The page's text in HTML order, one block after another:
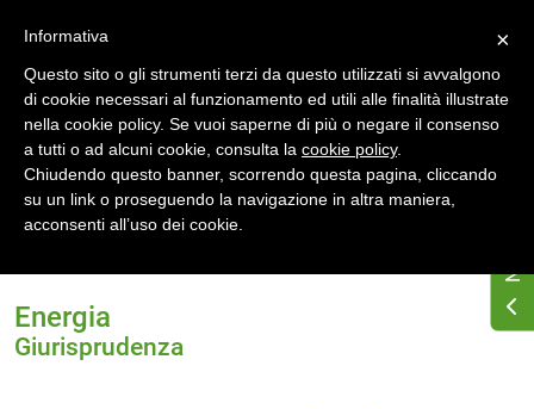
Home
Sentenza Consiglio di Stato 25 maggio 2026, n.
Energia
Giurisprudenza
×
Informativa
Questo sito o gli strumenti terzi da questo utilizzati si avvalgono
di cookie necessari al funzionamento ed utili alle finalità illustrate
nella cookie policy. Se vuoi saperne di più o negare il consenso
a tutti o ad alcuni cookie, consulta la cookie policy.
Chiudendo questo banner, scorrendo questa pagina, cliccando
su un link o proseguendo la navigazione in altra maniera,
acconsenti all’uso dei cookie.